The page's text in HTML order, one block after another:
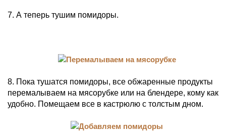
7. А теперь тушим помидоры.
8. Пока тушатся помидоры, все обжаренные продукты
перемалываем на мясорубке или на блендере, кому как
удобно. Помещаем все в кастрюлю с толстым дном.